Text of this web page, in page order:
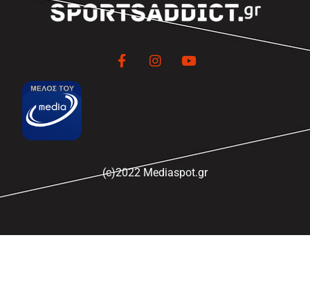
(c)2022 Mediaspot.gr